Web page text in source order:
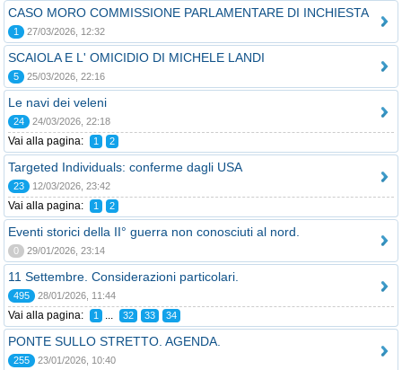
CASO MORO COMMISSIONE PARLAMENTARE DI INCHIESTA
1 27/03/2026, 12:32
SCAIOLA E L' OMICIDIO DI MICHELE LANDI
5 25/03/2026, 22:16
Le navi dei veleni
24 24/03/2026, 22:18
Vai alla pagina: 1 2
Targeted Individuals: conferme dagli USA
23 12/03/2026, 23:42
Vai alla pagina: 1 2
Eventi storici della II° guerra non conosciuti al nord.
0 29/01/2026, 23:14
11 Settembre. Considerazioni particolari.
495 28/01/2026, 11:44
Vai alla pagina: 1 ... 32 33 34
PONTE SULLO STRETTO. AGENDA.
255 23/01/2026, 10:40